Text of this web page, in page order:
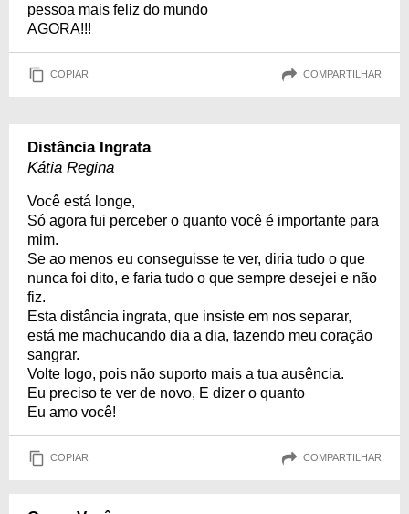
pessoa mais feliz do mundo
AGORA!!!
COPIAR COMPARTILHAR
Distância Ingrata
Kátia Regina
Você está longe,
Só agora fui perceber o quanto você é importante para
mim.
Se ao menos eu conseguisse te ver, diria tudo o que
nunca foi dito, e faria tudo o que sempre desejei e não
fiz.
Esta distância ingrata, que insiste em nos separar,
está me machucando dia a dia, fazendo meu coração
sangrar.
Volte logo, pois não suporto mais a tua ausência.
Eu preciso te ver de novo, E dizer o quanto
Eu amo você!
COPIAR COMPARTILHAR